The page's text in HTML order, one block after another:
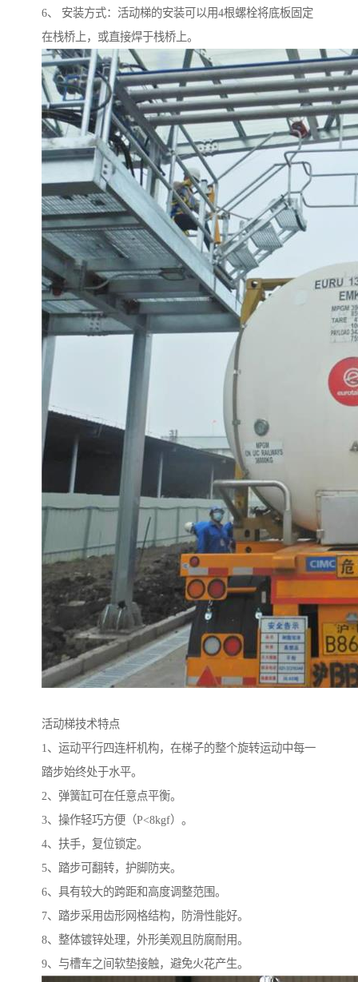
6、 安装方式：活动梯的安装可以用4根螺栓将底板固定
在栈桥上，或直接焊于栈桥上。
活动梯技术特点
1、运动平行四连杆机构，在梯子的整个旋转运动中每一
踏步始终处于水平。
2、弹簧缸可在任意点平衡。
3、操作轻巧方便（P<8kgf）。
4、扶手，复位锁定。
5、踏步可翻转，护脚防夹。
6、具有较大的跨距和高度调整范围。
7、踏步采用齿形网格结构，防滑性能好。
8、整体镀锌处理，外形美观且防腐耐用。
9、与槽车之间软垫接触，避免火花产生。